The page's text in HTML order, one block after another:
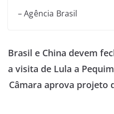
– Agência Brasil
Brasil e China devem
a visita de Lula a Pequim
Câmara aprova projeto